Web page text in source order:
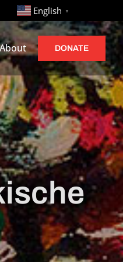
English ▼
About DONATE